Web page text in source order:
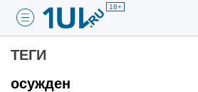
18+
ТЕГИ
осужден